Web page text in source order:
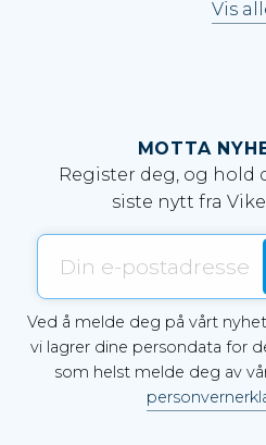
Vis
MOTTA
Register deg, og hold
siste nytt fra
Ved å melde deg på vårt
vi lagrer dine persondata for
som helst melde deg av